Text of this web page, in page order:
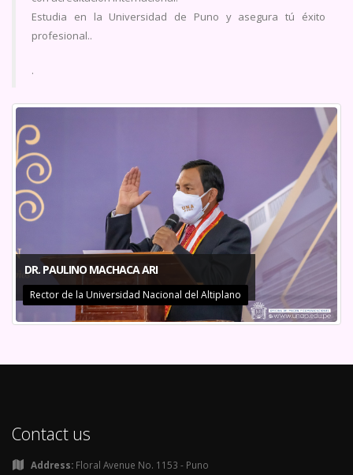
Estudia en la Universidad de Puno y asegura tú éxito
profesional..
.
DR. PAULINO MACHACA ARI
Rector de la Universidad Nacional del Altiplano
Contact us
Address: Floral Avenue No. 1153 - Puno